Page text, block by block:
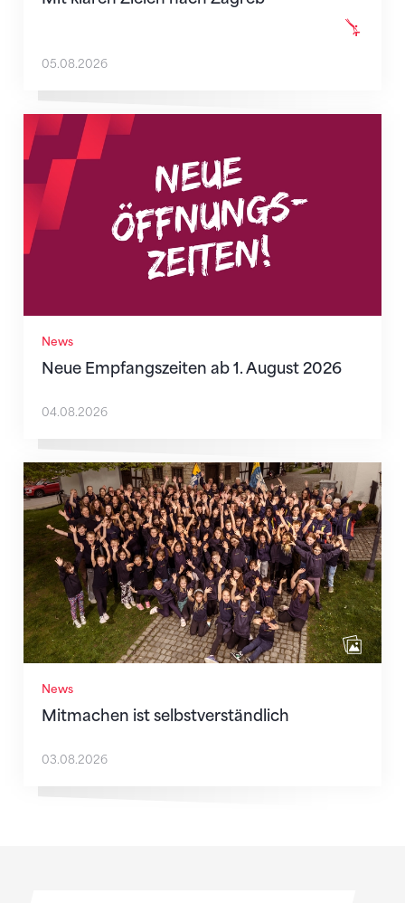
05.08.2026
News
Neue Empfangszeiten ab 1. August 2026
Neue Empfangszeiten ab 1. August 2026
04.08.2026
News
Mitmachen ist selbstverständlich
Mitmachen ist selbstverständlich
03.08.2026